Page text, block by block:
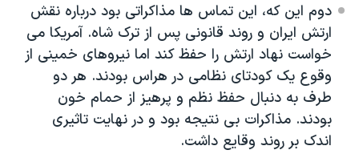
دوم این که، این تماس ها مذاکراتی بود درباره نقش
ارتش ایران و روند قانونی پس از ترک شاه. آمریکا می
خواست نهاد ارتش را حفظ کند اما نیروهای خمینی از
وقوع یک کودتای نظامی در هراس بودند. هر دو
طرف به دنبال حفظ نظم و پرهیز از حمام خون
بودند. مذاکرات بی نتیجه بود و در نهایت تاثیری
اندک بر روند وقایع داشت.